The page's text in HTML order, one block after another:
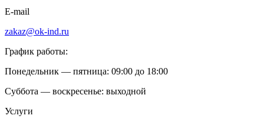
E-mail
zakaz@ok-ind.ru
График работы:
Понедельник — пятница: 09:00 до 18:00
Суббота — воскресенье: выходной
Услуги